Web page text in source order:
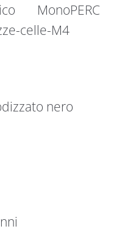
MonoPERC
celle-M4
nero